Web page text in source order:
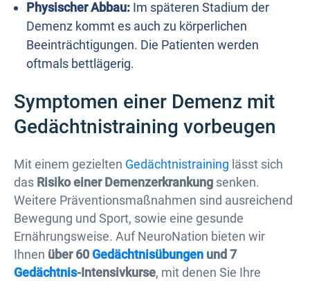
Physischer Abbau: Im späteren Stadium der
Demenz kommt es auch zu körperlichen
Beeinträchtigungen. Die Patienten werden
oftmals bettlägerig.
Symptomen einer Demenz mit
Gedächtnistraining vorbeugen
Mit einem gezielten Gedächtnistraining lässt sich
das Risiko einer Demenzerkrankung senken.
Weitere Präventionsmaßnahmen sind ausreichend
Bewegung und Sport, sowie eine gesunde
Ernährungsweise. Auf NeuroNation bieten wir
Ihnen über 60 Gedächtnisübungen und 7
Gedächtnis-Intensivkurse, mit denen Sie Ihre